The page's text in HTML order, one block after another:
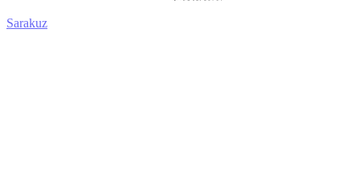
Sarakuz